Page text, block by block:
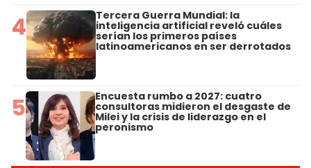
4 Tercera Guerra Mundial: la
inteligencia artificial reveló cuáles
serían los primeros países
latinoamericanos en ser derrotados
5 Encuesta rumbo a 2027: cuatro
consultoras midieron el desgaste de
Milei y la crisis de liderazgo en el
peronismo